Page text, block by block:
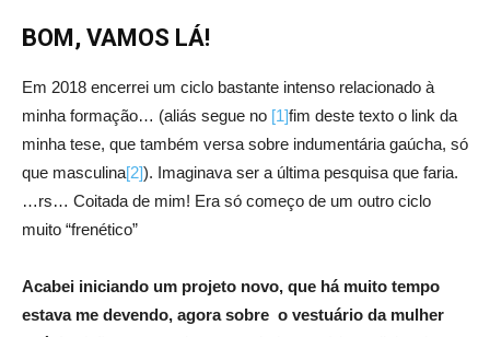
BOM, VAMOS LÁ!
Em 2018 encerrei um ciclo bastante intenso relacionado à
minha formação… (aliás segue no [1]fim deste texto o link da
minha tese, que também versa sobre indumentária gaúcha, só
que masculina[2]). Imaginava ser a última pesquisa que faria.
…rs… Coitada de mim! Era só começo de um outro ciclo
muito “frenético”
Acabei iniciando um projeto novo, que há muito tempo
estava me devendo, agora sobre o vestuário da mulher